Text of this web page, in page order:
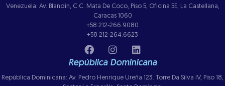
Venezuela: Av. Blandin, C.C. Mata De Coco, Piso 5, Oficina 5E, La Castellana,
Caracas 1060
+58 212-266.9080
+58 212-264.6623
República Dominicana
República Dominicana: Av. Pedro Henrique Ureña 123. Torre Da Silva IV, Piso 18,